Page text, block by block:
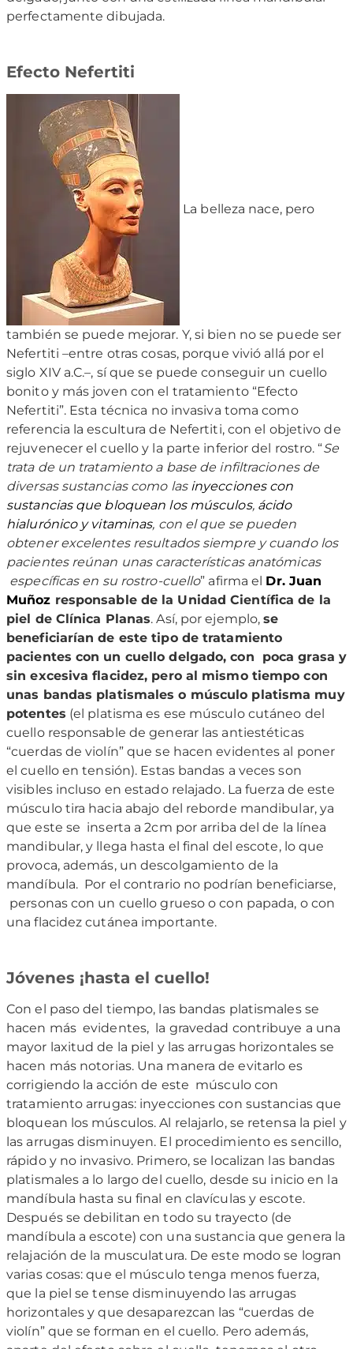
perfectamente dibujada.
Efecto Nefertiti
La belleza nace, pero
también se puede mejorar. Y, si bien no se puede ser
Nefertiti –entre otras cosas, porque vivió allá por el
siglo XIV a.C.­–, sí que se puede conseguir un cuello
bonito y más joven con el tratamiento “Efecto
Nefertiti”. Esta técnica no invasiva toma como
referencia la escultura de Nefertiti, con el objetivo de
rejuvenecer el cuello y la parte inferior del rostro. “Se
trata de un tratamiento a base de infiltraciones de
diversas sustancias como las inyecciones con
sustancias que bloquean los músculos, ácido
hialurónico y vitaminas, con el que se pueden
obtener excelentes resultados siempre y cuando los
pacientes reúnan unas características anatómicas
específicas en su rostro-cuello” afirma el Dr. Juan
Muñoz responsable de la Unidad Científica de la
piel de Clínica Planas. Así, por ejemplo,se
beneficiarían de este tipo de tratamiento
pacientes con un cuello delgado, con poca grasa y
sin excesiva flacidez, pero al mismo tiempo con
unas bandas platismales o músculo platisma muy
potentes (el platisma es ese músculo cutáneo del
cuello responsable de generar las antiestéticas
“cuerdas de violín” que se hacen evidentes al poner
el cuello en tensión). Estas bandas a veces son
visibles incluso en estado relajado. La fuerza de este
músculo tira hacia abajo del reborde mandibular, ya
que este se inserta a 2cm por arriba del de la línea
mandibular, y llega hasta el final del escote, lo que
provoca, además, un descolgamiento de la
mandíbula. Por el contrario no podrían beneficiarse,
personas con un cuello grueso o con papada, o con
una flacidez cutánea importante.
Jóvenes ¡hasta el cuello!
Con el paso del tiempo, las bandas platismales se
hacen más evidentes, la gravedad contribuye a una
mayor laxitud de la piel y las arrugas horizontales se
hacen más notorias. Una manera de evitarlo es
corrigiendo la acción de este músculo con
tratamiento arrugas: inyecciones con sustancias que
bloquean los músculos. Al relajarlo, se retensa la piel y
las arrugas disminuyen. El procedimiento es sencillo,
rápido y no invasivo. Primero, se localizan las bandas
platismales a lo largo del cuello, desde su inicio en la
mandíbula hasta su final en clavículas y escote.
Después se debilitan en todo su trayecto (de
mandíbula a escote) con una sustancia que genera la
relajación de la musculatura. De este modo se logran
varias cosas: que el músculo tenga menos fuerza,
que la piel se tense disminuyendo las arrugas
horizontales y que desaparezcan las “cuerdas de
violín” que se forman en el cuello. Pero además,